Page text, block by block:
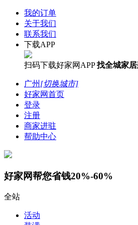
我的订单
关于我们
联系我们
下载APP
扫码下载好家网APP 找全城家
广州 [切换城市]
好家网首页
登录
注册
商家进驻
帮助中心
好家网帮您省钱20%-60%
全站
活动